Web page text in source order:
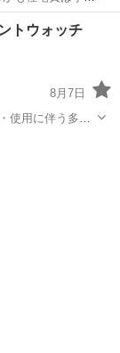
からの転職活躍
阪府堺市》 人
トウォッチ
8月7日